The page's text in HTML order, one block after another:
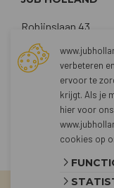
Robijnslaan 43
2211 TG
+31 (0)252 373762
sales@jubholland.nl
CONTACT
verbeteren
ervoor te
krijgt. Als je
hier voor
cookies op